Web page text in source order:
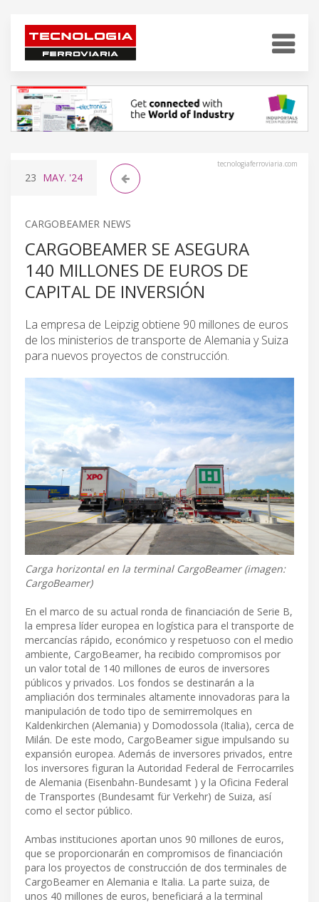
tecnologiaferroviaria.com
23 MAY. '24
CARGOBEAMER NEWS
CARGOBEAMER SE ASEGURA
140 MILLONES DE EUROS DE
CAPITAL DE INVERSIÓN
La empresa de Leipzig obtiene 90 millones de euros
de los ministerios de transporte de Alemania y Suiza
para nuevos proyectos de construcción.
Carga horizontal en la terminal CargoBeamer (imagen:
CargoBeamer)
En el marco de su actual ronda de financiación de Serie B,
la empresa líder europea en logística para el transporte de
mercancías rápido, económico y respetuoso con el medio
ambiente, CargoBeamer, ha recibido compromisos por
un valor total de 140 millones de euros de inversores
públicos y privados. Los fondos se destinarán a la
ampliación dos terminales altamente innovadoras para la
manipulación de todo tipo de semirremolques en
Kaldenkirchen (Alemania) y Domodossola (Italia), cerca de
Milán. De este modo, CargoBeamer sigue impulsando su
expansión europea. Además de inversores privados, entre
los inversores figuran la Autoridad Federal de Ferrocarriles
de Alemania (Eisenbahn-Bundesamt ) y la Oficina Federal
de Transportes (Bundesamt für Verkehr) de Suiza, así
como el sector público.
Ambas instituciones aportan unos 90 millones de euros,
que se proporcionarán en compromisos de financiación
para los proyectos de construcción de dos terminales de
CargoBeamer en Alemania e Italia. La parte suiza, de
unos 40 millones de euros, beneficiará a la terminal